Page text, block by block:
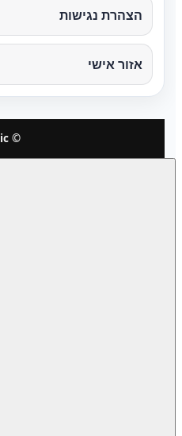
הצהרת נגישות
אזור אישי
© PickPic הדפסה על מוצרים